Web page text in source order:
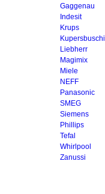
Gaggenau
Indesit
Krups
Kupersbuschi
Liebherr
Magimix
Miele
NEFF
Panasonic
SMEG
Siemens
Phillips
Tefal
Whirlpool
Zanussi